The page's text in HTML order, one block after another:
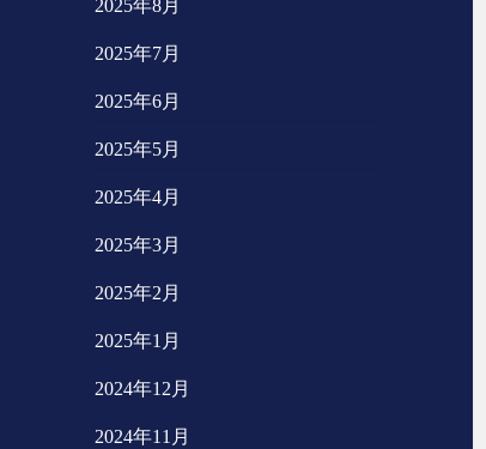
2025年8月
2025年7月
2025年6月
2025年5月
2025年4月
2025年3月
2025年2月
2025年1月
2024年12月
2024年11月